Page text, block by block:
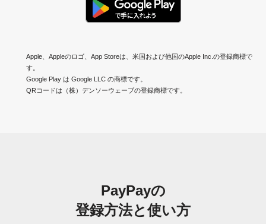
Apple、Appleのロゴ、App Storeは、米国および他国のApple Inc.の登録商標で
す。
Google Play は Google LLC の商標です。
QRコードは（株）デンソーウェーブの登録商標です。
PayPayの
登録方法と使い方